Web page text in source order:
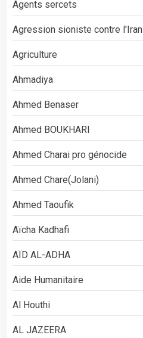
Agents sercets
Agression sioniste contre l'Iran
Agriculture
Ahmadiya
Ahmed Benaser
Ahmed BOUKHARI
Ahmed Charai pro génocide
Ahmed Chare(Jolani)
Ahmed Taoufik
Aïcha Kadhafi
AÏD AL-ADHA
Aide Humanitaire
Al Houthi
AL JAZEERA